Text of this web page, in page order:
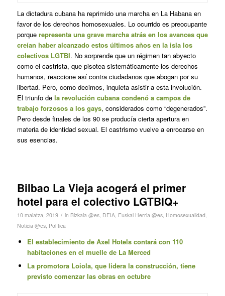
La dictadura cubana ha reprimido una marcha en La Habana en
favor de los derechos homosexuales. Lo ocurrido es preocupante
porquerepresenta una grave marcha atrás en los avances que
creían haber alcanzado estos últimos años en la isla los
colectivos LGTBI. No sorprende que un régimen tan abyecto
como el castrista, que pisotea sistemáticamente los derechos
humanos, reaccione así contra ciudadanos que abogan por su
libertad. Pero, como decimos, inquieta asistir a esta involución.
El triunfo dela revolución cubana condenó a campos de
trabajo forzosos a los gays, considerados como “degenerados”.
Pero desde finales de los 90 se producía cierta apertura en
materia de identidad sexual. El castrismo vuelve a enrocarse en
sus esencias.
Bilbao La Vieja acogerá el primer
hotel para el colectivo LGTBIQ+
10 maiatza, 2019 / in Bizkaia @es, DEIA, Euskal Herria @es, Homosexualidad
Noticia @es, Política
El establecimiento de Axel Hotels contará con 110
habitaciones en el muelle de La Merced
La promotora Loiola, que lidera la construcción, tiene
previsto comenzar las obras en octubre